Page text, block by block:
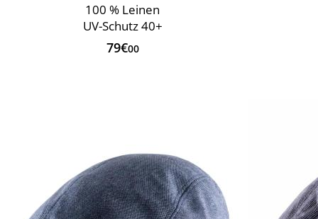
100 % Leinen
UV-Schutz 40+
79€00